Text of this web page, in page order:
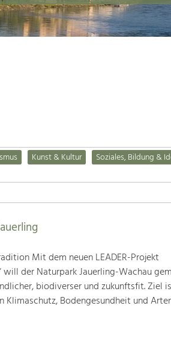
Kunst & Kultur
Soziales, Bildung &
Mit dem neuen LEADER-Projekt
der Naturpark Jauerling-Wachau
biodiverser und zukunftsfit. Ziel
Bodengesundheit und